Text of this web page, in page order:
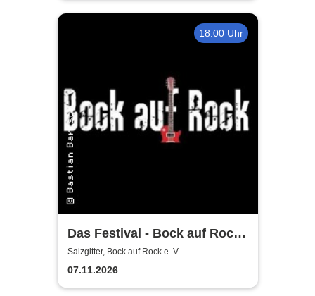
18:00 Uhr
Das Festival - Bock auf Rock
gemeinnütziger e. V.
Salzgitter, Bock auf Rock e. V.
07.11.2026